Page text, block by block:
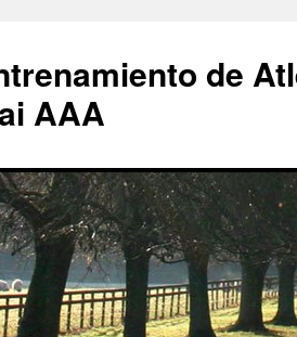
de
AAA